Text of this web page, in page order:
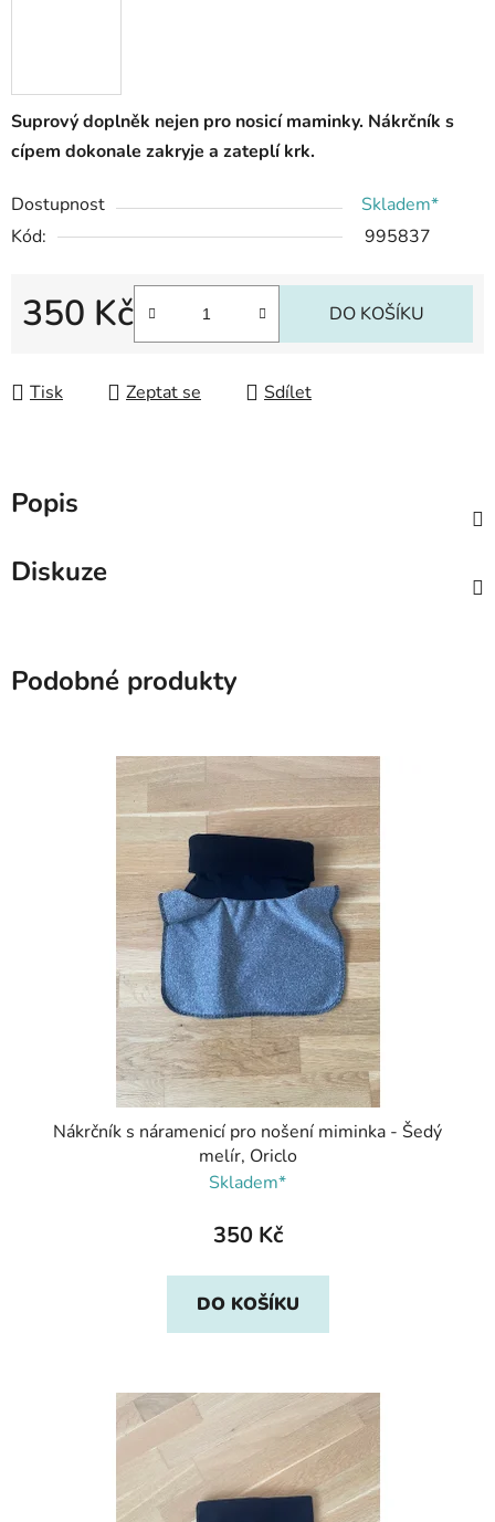
Suprový doplněk nejen pro nosicí maminky. Nákrčník s
cípem dokonale zakryje a zateplí krk.
Dostupnost
Skladem*
Kód:
995837
350 Kč DO KOŠÍKU
Tisk Zeptat se Sdílet
Popis
Diskuze
Podobné produkty
Nákrčník s náramenicí pro nošení miminka - Šedý
melír, Oriclo
Skladem*
350 Kč
DO KOŠÍKU